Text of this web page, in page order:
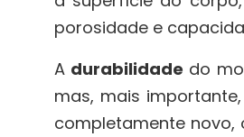
porosidade e
A durabilidade do
mas, mais
completamente novo,